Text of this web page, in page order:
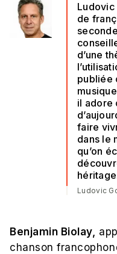
de
d’une
publiée
il adore
faire
dans le
qu’on
Ludovic
Benjamin Biolay,
chanson